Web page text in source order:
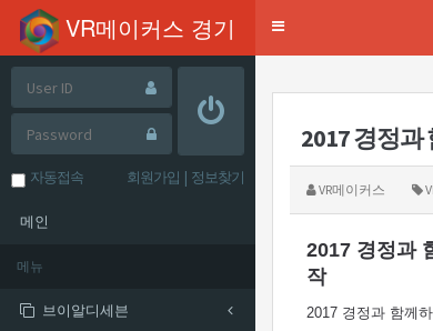
mysql-wrapper(24.03.21)
VR메이커스 경기
Toggle
자동접속 회원가입 | 정보찾기
메인
메뉴
브이알디세븐
VR메이커스
2017 경정과
작
2017 경정과 함께